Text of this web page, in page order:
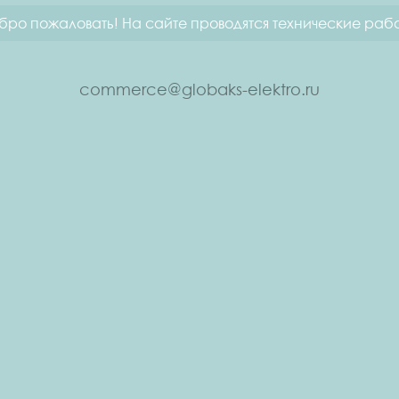
пожаловать! На сайте проводятся технические
commerce@globaks-elektro.ru